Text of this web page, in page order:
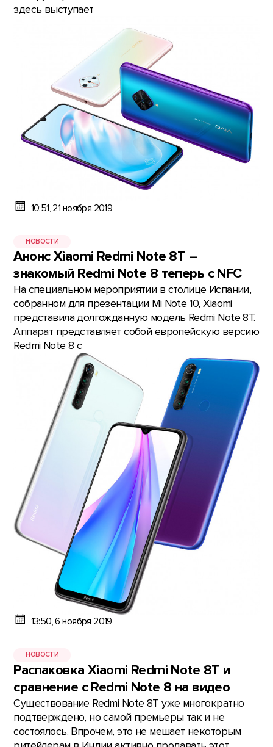
здесь выступает
10:51, 21 ноября 2019
НОВОСТИ
Анонс Xiaomi Redmi Note 8T –
знакомый Redmi Note 8 теперь с NFC
На специальном мероприятии в столице Испании,
собранном для презентации Mi Note 10, Xiaomi
представила долгожданную модель Redmi Note 8T.
Аппарат представляет собой европейскую версию
Redmi Note 8 с
13:50, 6 ноября 2019
НОВОСТИ
Распаковка Xiaomi Redmi Note 8T и
сравнение с Redmi Note 8 на видео
Существование Redmi Note 8T уже многократно
подтверждено, но самой премьеры так и не
состоялось. Впрочем, это не мешает некоторым